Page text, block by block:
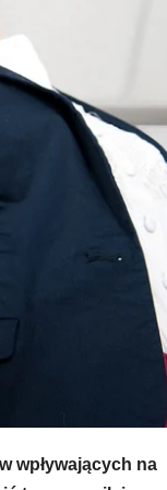
wpływających na